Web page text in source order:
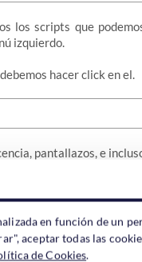
los scripts que
izquierdo.
hacer click en el.
pantallazos, e
.
en función de un
aceptar todas las
de Cookies.